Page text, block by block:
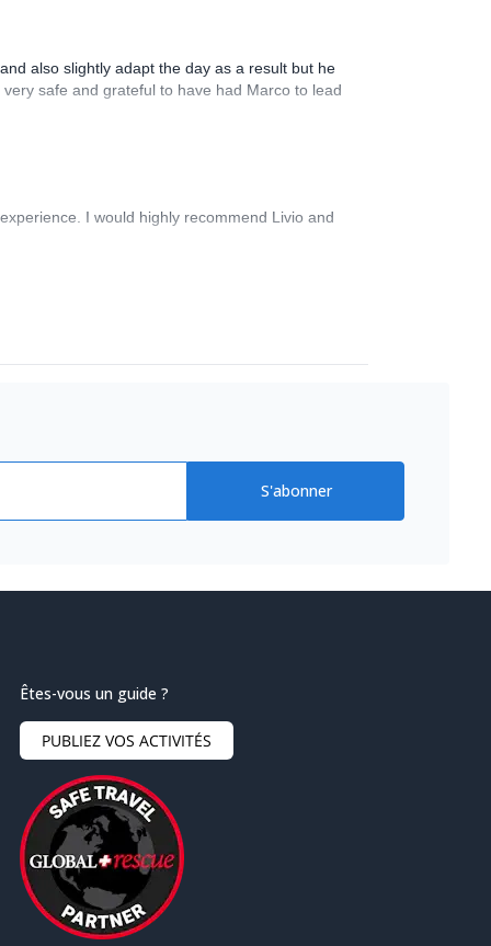
also slightly adapt the day as a result but he
safe and grateful to have had Marco to lead
I would highly recommend Livio and
S'abonner
Êtes-vous un guide ?
PUBLIEZ VOS ACTIVITÉS